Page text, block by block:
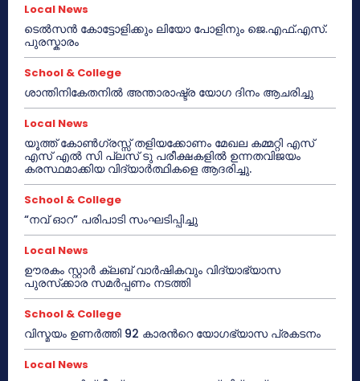
Local News
ടെൽസൻ കോട്ടോളിക്കും ലിയോ പോളിനും ജെ.എഫ്.എസ്.
പുരസ്കാരം
School & College
ശാന്തിനികേതനിൽ അന്താരാഷ്ട്ര യോഗ ദിനം ആചരിച്ചു
Local News
യൂത്ത് കോൺഗ്രസ്സ് തളിയക്കോണം മേഖല കമ്മറ്റി എസ്
എസ് എൽ സി പ്ലസ് ടു പരീക്ഷകളിൽ ഉന്നതവിജയം
കരസ്ഥമാക്കിയ വിദ്യാർത്ഥികളെ ആദരിച്ചു.
School & College
“നവ് ഓറ” പരിപാടി സംഘടിപ്പിച്ചു
Local News
ഊരകം സ്റ്റാർ ക്ലബ് വാർഷികവും വിദ്യാഭ്യാസ
പുരസ്‌ക്കാര സമർപ്പണം നടത്തി
School & College
വിസ്മയം ഉണർത്തി 92 കാരൻറെ യോഗഭ്യാസ പ്രകടനം
Local News